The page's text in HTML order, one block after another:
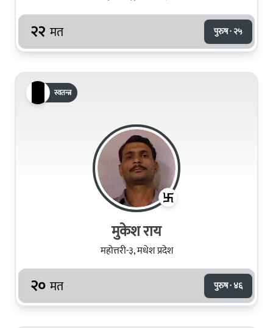
२२ मत पुरुष · २५
स्वतन्त्र
मुकेश राय
महोत्तरी-३, मधेश प्रदेश
२० मत पुरुष · ४६